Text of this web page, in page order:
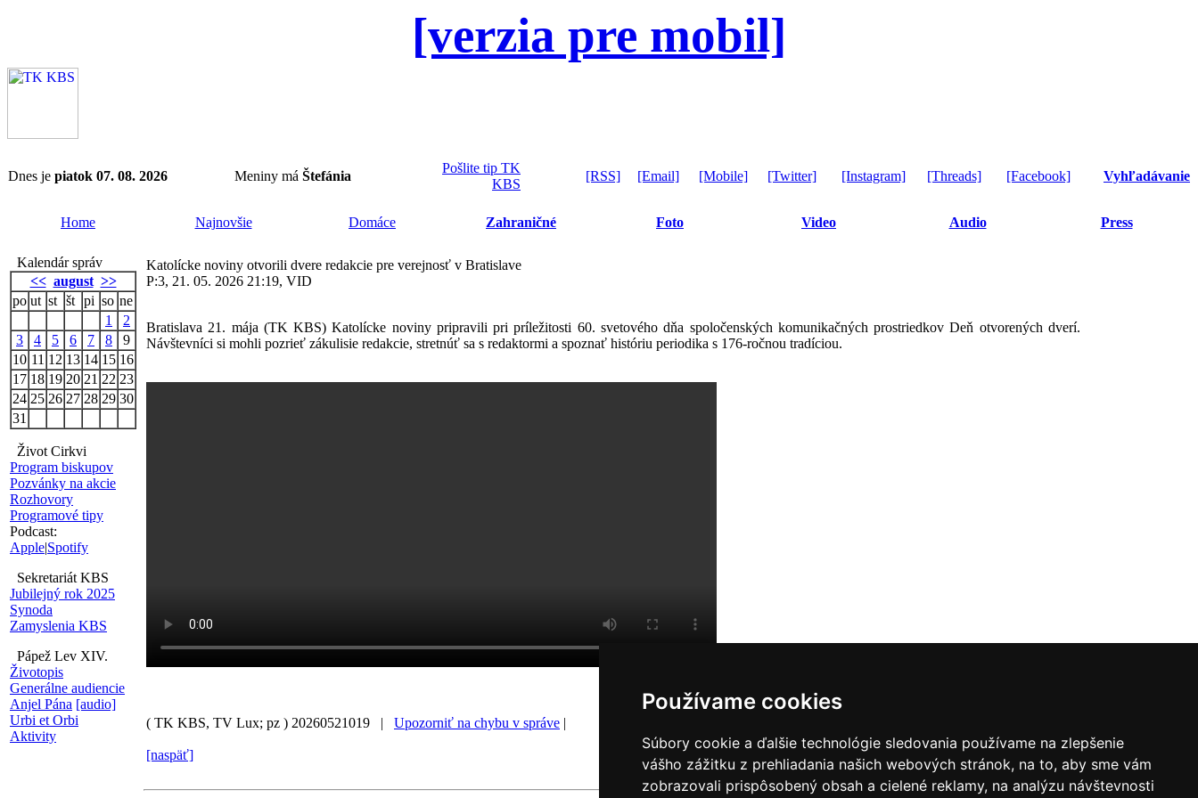
Používame cookies
Súbory cookie a ďalšie technológie sledovania používame na zlepšenie
vášho zážitku z prehliadania našich webových stránok, na to, aby sme vám
zobrazovali prispôsobený obsah a cielené reklamy, na analýzu návštevnosti
[verzia pre mobil]
Dnes je piatok 07. 08. 2026 Meniny má Štefánia
Pošlite tip TK
KBS
[RSS] [Email] [Mobile] [Twitter] [Instagram] [Threads] [Facebook] Vyhľadávanie
Home Najnovšie Domáce Zahraničné Foto Video Audio Press
Kalendár správ
<< august >>
po ut st št pi so ne
1
2
3
4 5 6 7 8
9
10 11 12 13 14 15 16
17 18 19 20 21 22 23
24 25 26 27 28 29 30
31
Život Cirkvi
Program biskupov
Pozvánky na akcie
Rozhovory
Programové tipy
Podcast:
Apple|Spotify
Sekretariát KBS
Jubilejný rok 2025
Synoda
Zamyslenia KBS
Pápež Lev XIV.
Životopis
Generálne audiencie
Anjel Pána [audio]
Urbi et Orbi
Aktivity
Katolícke noviny otvorili dvere redakcie pre verejnosť v Bratislave
P:3, 21. 05. 2026 21:19, VID
Bratislava 21. mája (TK KBS) Katolícke noviny pripravili pri príležitosti 60. svetového dňa spoločenských komunikačných prostriedkov Deň otvorených dverí.
Návštevníci si mohli pozrieť zákulisie redakcie, stretnúť sa s redaktormi a spoznať históriu periodika s 176-ročnou tradíciou.
( TK KBS, TV Lux; pz ) 20260521019 | Upozorniť na chybu v správe |
[naspäť]